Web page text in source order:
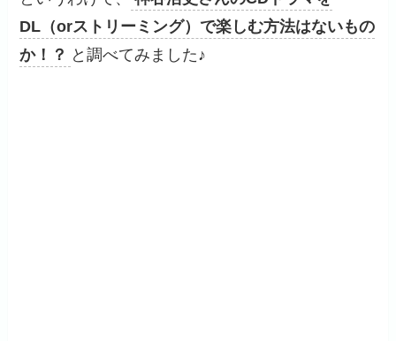
DL（orストリーミング）で楽しむ方法はないもの
か！？ と調べてみました♪